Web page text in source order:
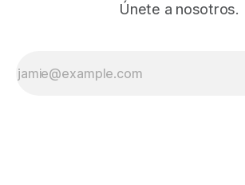
Únete a nosotros.